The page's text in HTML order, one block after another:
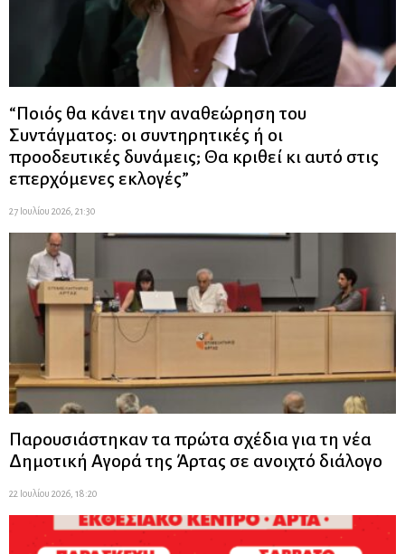
“Ποιός θα κάνει την αναθεώρηση του
Συντάγματος: οι συντηρητικές ή οι
προοδευτικές δυνάμεις; Θα κριθεί κι αυτό στις
επερχόμενες εκλογές”
27 Ιουλίου 2026, 21:30
Παρουσιάστηκαν τα πρώτα σχέδια για τη νέα
Δημοτική Αγορά της Άρτας σε ανοιχτό διάλογο
22 Ιουλίου 2026, 18:20